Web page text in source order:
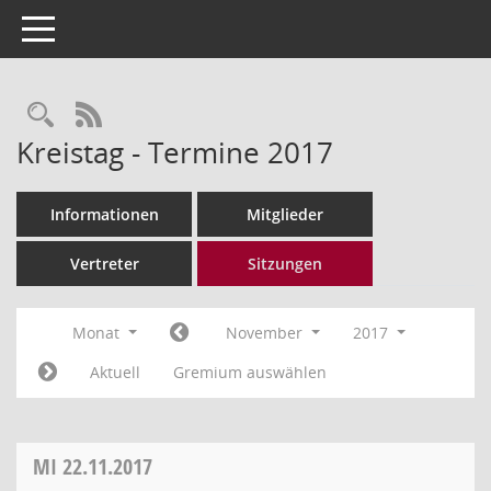
Toggle navigation
Rechercheauswahl
RSS-Feed
Kreistag - Termine 2017
Informationen Mitglieder
Vertreter Sitzungen
Monat November
2017
Aktuell
Gremium auswählen
MI 22.11.2017